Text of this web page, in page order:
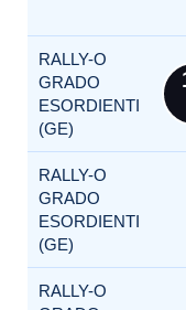
RALLY-O
GRADO
ESORDIENTI
(GE)
RALLY-O
GRADO
ESORDIENTI
(GE)
RALLY-O